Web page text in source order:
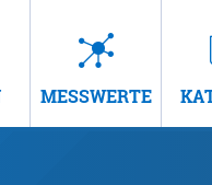
MESSWERTE